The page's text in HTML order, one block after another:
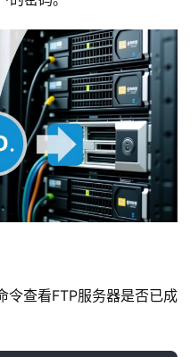
令查看FTP服务器是否已成